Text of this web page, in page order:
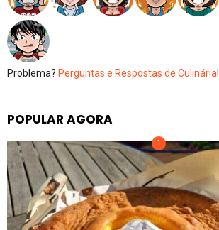
Problema? Perguntas e Respostas de Culinária!
POPULAR AGORA